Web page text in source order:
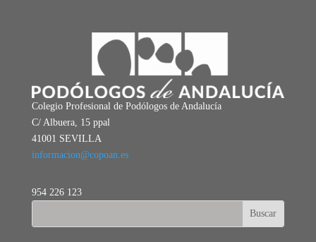
Colegio Profesional de Podólogos de Andalucía
C/ Albuera, 15 ppal
41001 SEVILLA
informacion@copoan.es
954 226 123